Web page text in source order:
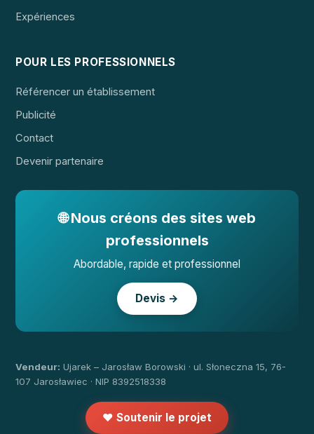
Expériences
POUR LES PROFESSIONNELS
Référencer un établissement
Publicité
Contact
Devenir partenaire
🌐 Nous créons des sites web
professionnels
Abordable, rapide et professionnel
Devis →
Vendeur: Ujarek – Jarosław Borowski · ul. Słoneczna 15, 76-
107 Jarosławiec · NIP 8392518338
❤️ Soutenir le projet